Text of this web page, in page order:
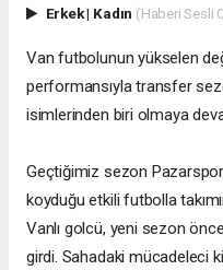
Erkek| Kadın (Haberi Sesli
Van futbolunun yükselen
performansıyla transfer
isimlerinden biri olmaya
Geçtiğimiz sezon
koyduğu etkili futbolla
Vanlı golcü, yeni sezon
girdi. Sahadaki mücadeleci